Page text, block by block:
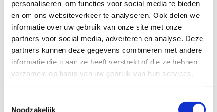
personaliseren, om functies voor social media te bieden
en om ons websiteverkeer te analyseren. Ook delen we
informatie over uw gebruik van onze site met onze
partners voor social media, adverteren en analyse. Deze
partners kunnen deze gegevens combineren met andere
informatie die u aan ze heeft verstrekt of die ze hebben
verzameld op basis van uw gebruik van hun services.
Noodzakelijk
financiële situatie.
🚀Geoptimaliseerde workflow : Van
behandeling tot betaling verloopt alles
soepeler.